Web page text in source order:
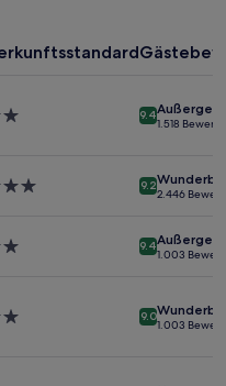
9.4
1.518
9.2
2.446
9.4
1.003
9.0
1.003